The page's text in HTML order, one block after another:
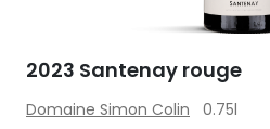
2023 Santenay rouge
Domaine Simon Colin 0.75l